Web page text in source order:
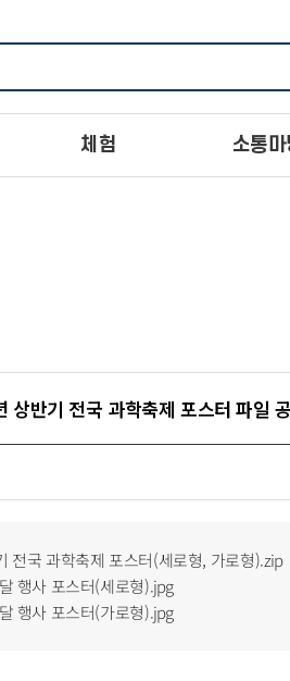
체험 소통
반기 전국 과학축제 포스터 파일
전국 과학축제 포스터(세로형, 가로형).zip
행사 포스터(세로형).jpg
행사 포스터(가로형).jpg